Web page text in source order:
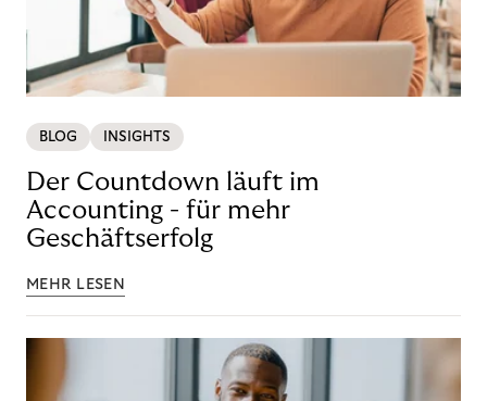
BLOG INSIGHTS
Der Countdown läuft im
Accounting - für mehr
Geschäftserfolg
MEHR LESEN